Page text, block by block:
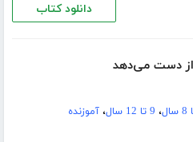
دانلود کتاب
از دست می‌دهد
، 9 تا 12 سال ،آموزنده